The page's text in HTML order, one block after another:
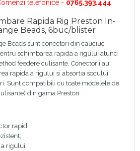
telefonice - 0765.393.444
Rapida Rig Preston In-
Beads, 6buc/blister
Beads sunt conectori din cauciuc
schimbarea rapida a rigului atunci
feedere culisante. Conectorii au
rapida a rigului si absortia socului
Sunt compatibili cu toate modelele de
din gama Preston.
rapid;
rigului;